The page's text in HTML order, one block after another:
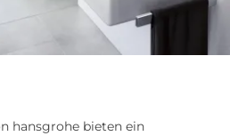
hansgrohe bieten ein